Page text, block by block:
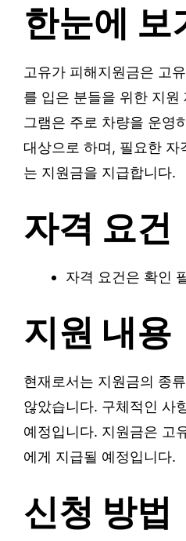
한눈에 보
고유가 피해지원금은 고
를 입은 분들을 위한 지원
그램은 주로 차량을 운영
대상으로 하며, 필요한 자
는 지원금을 지급합니다.
자격 요건
자격 요건은 확인
지원 내용
현재로서는 지원금의 종
않았습니다. 구체적인 사
예정입니다. 지원금은 고
에게 지급될 예정입니다.
신청 방법